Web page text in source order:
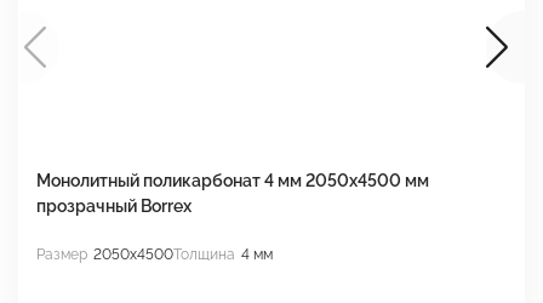
Монолитный поликарбонат 4 мм 2050х4500 мм
прозрачный Borrex
Размер 2050x4500Толщина 4 мм